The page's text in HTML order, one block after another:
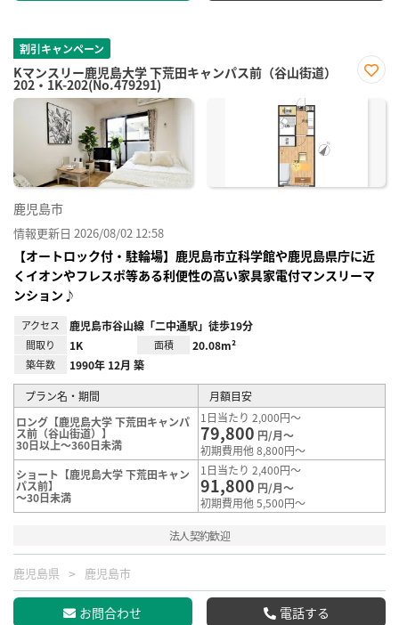
割引キャンペーン
Kマンスリー鹿児島大学 下荒田キャンパス前（谷山街道）
202・1K-202(No.479291)
に入
鹿児島市
情報更新日 2026/08/02 12:58
【オートロック付・駐輪場】鹿児島市立科学館や鹿児島県庁に近
くイオンやフレスポ等ある利便性の高い家具家電付マンスリーマ
ンション♪
アクセス 鹿児島市谷山線「二中通駅」徒歩19分
間取り 1K 面積 20.08m²
築年数 1990年 12月 築
プラン名・期間
月額目安
ロング【鹿児島大学 下荒田キャンパ
ス前（谷山街道）】
30日以上～360日未満
1日当たり 2,000円～
79,800 円/月～
初期費用他 8,800円～
ショート【鹿児島大学 下荒田キャン
パス前】
～30日未満
1日当たり 2,400円～
91,800 円/月～
初期費用他 5,500円～
法人契約歓迎
鹿児島県 鹿児島市
お問合わせ 電話する